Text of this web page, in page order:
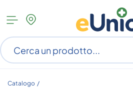
Apri
menu
categorie
Catalogo /